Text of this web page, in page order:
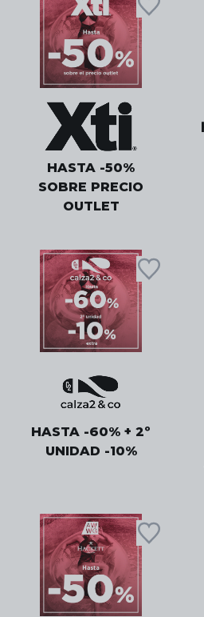
HASTA -50%
SOBRE PRECIO
OUTLET
HASTA -60% + 2º
UNIDAD -10%